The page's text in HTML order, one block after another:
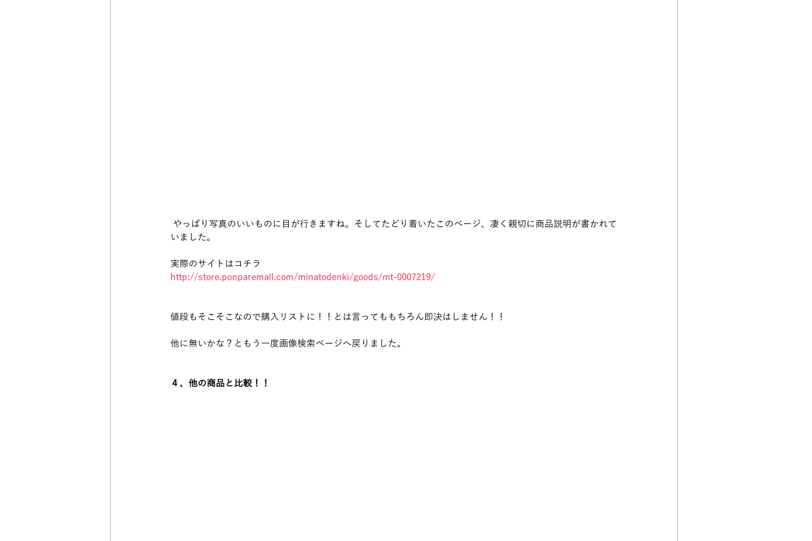
いました。
実際のサイトはコチラ
http://store.ponparemall.com/minatodenki/goods/mt-0007219/
値段もそこそこなので購入リストに！！とは言ってももちろん即決はしません！！
他に無いかな？ともう一度画像検索ページへ戻りました。
４、他の商品と比較！！